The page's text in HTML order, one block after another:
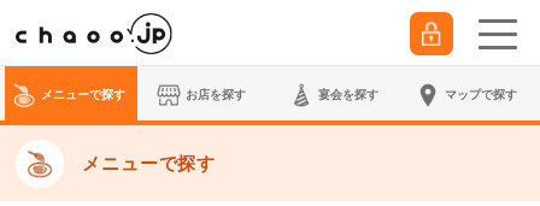
メニューで探す お店を探す 宴会を探す マップで探す
メニューで探す